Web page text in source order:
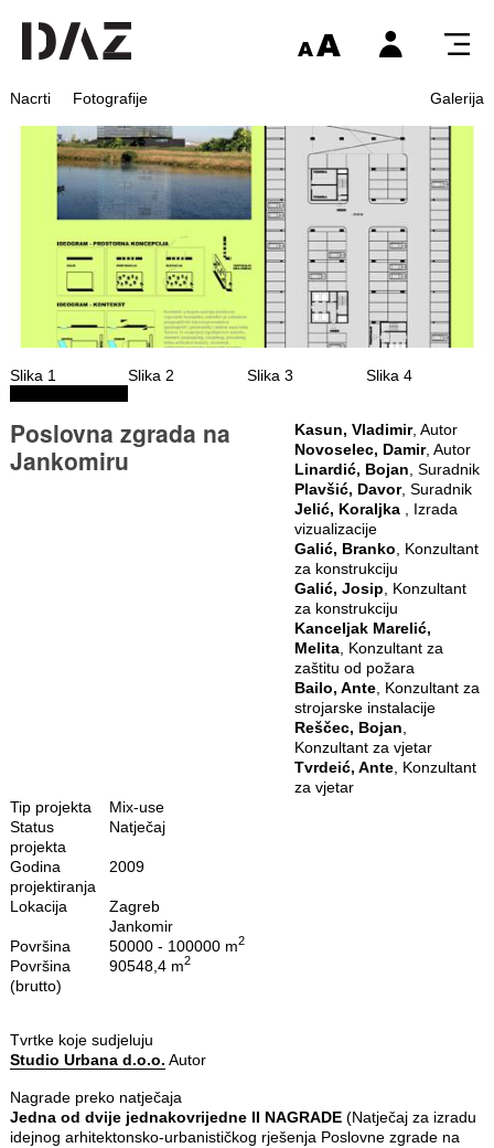
Nacrti Fotografije Galerija
Slika 1 Slika 2 Slika 3 Slika 4
Poslovna zgrada na
Jankomiru
Kasun, Vladimir, Autor
Novoselec, Damir, Autor
Linardić, Bojan , Suradnik
Plavšić, Davor, Suradnik
Jelić, Koraljka
, Izrada
vizualizacije
Galić, Branko , Konzultant
za konstrukciju
Galić, Josip , Konzultant
za konstrukciju
Kanceljak Marelić,
Melita , Konzultant za
zaštitu od požara
Bailo, Ante , Konzultant za
strojarske instalacije
Reščec, Bojan
Konzultant za vjetar
Tvrdeić, Ante , Konzultant
za vjetar
Tip projekta
Mix‐use
Status
projekta
Natječaj
Godina
projektiranja
2009
Lokacija
Zagreb
Jankomir
Površina
50000 - 100000 m2
Površina
(brutto)
90548,4 m2
Tvrtke koje sudjeluju
Studio Urbana d.o.o. Autor
Nagrade preko natječaja
Jedna od dvije jednakovrijedne II NAGRADE(Natječaj za izradu
idejnog arhitektonsko-urbanističkog rješenja Poslovne zgrade na